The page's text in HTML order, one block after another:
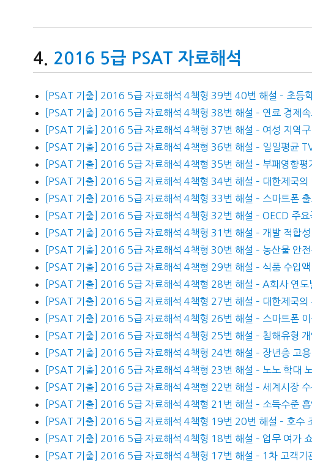
2016 5급 PSAT 자료해석
[PSAT 기출] 2016 5급 자료해석 4책형 39번 40번 해설 – 초등
[PSAT 기출] 2016 5급 자료해석 4책형 38번 해설 – 연료 경제속
[PSAT 기출] 2016 5급 자료해석 4책형 37번 해설 – 여성 지역구
[PSAT 기출] 2016 5급 자료해석 4책형 36번 해설 – 일일평균
[PSAT 기출] 2016 5급 자료해석 4책형 35번 해설 – 부패영향평
[PSAT 기출] 2016 5급 자료해석 4책형 34번 해설 – 대한제국의
[PSAT 기출] 2016 5급 자료해석 4책형 33번 해설 – 스마트폰
[PSAT 기출] 2016 5급 자료해석 4책형 32번 해설 – OECD 주요
[PSAT 기출] 2016 5급 자료해석 4책형 31번 해설 – 개발 적합
[PSAT 기출] 2016 5급 자료해석 4책형 30번 해설 – 농산물 안
[PSAT 기출] 2016 5급 자료해석 4책형 29번 해설 – 식품 수입
[PSAT 기출] 2016 5급 자료해석 4책형 28번 해설 – A회사 연도
[PSAT 기출] 2016 5급 자료해석 4책형 27번 해설 – 대한제국의
[PSAT 기출] 2016 5급 자료해석 4책형 26번 해설 – 스마트폰 이
[PSAT 기출] 2016 5급 자료해석 4책형 25번 해설 – 침해유형 개
[PSAT 기출] 2016 5급 자료해석 4책형 24번 해설 – 장년층 고용
[PSAT 기출] 2016 5급 자료해석 4책형 23번 해설 – 노노 학대
[PSAT 기출] 2016 5급 자료해석 4책형 22번 해설 – 세계시장
[PSAT 기출] 2016 5급 자료해석 4책형 21번 해설 – 소득수준
[PSAT 기출] 2016 5급 자료해석 4책형 19번 20번 해설 – 호수
[PSAT 기출] 2016 5급 자료해석 4책형 18번 해설 – 업무 여가
[PSAT 기출] 2016 5급 자료해석 4책형 17번 해설 – 1차 고객기